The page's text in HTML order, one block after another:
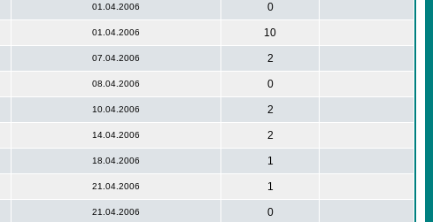
01.04.2006 0
01.04.2006 10
07.04.2006 2
08.04.2006 0
10.04.2006 2
14.04.2006 2
18.04.2006 1
21.04.2006 1
21.04.2006 0